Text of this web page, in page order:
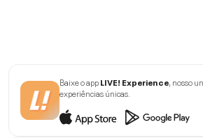
Baixe o appLIVE! Experience, nosso
experiências únicas.